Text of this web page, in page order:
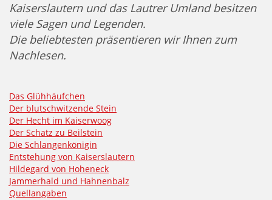
Kaiserslautern und das Lautrer Umland besitzen
viele Sagen und Legenden.
Die beliebtesten präsentieren wir Ihnen zum
Nachlesen.
Das Glühhäufchen
Der blutschwitzende Stein
Der Hecht im Kaiserwoog
Der Schatz zu Beilstein
Die Schlangenkönigin
Entstehung von Kaiserslautern
Hildegard von Hoheneck
Jammerhald und Hahnenbalz
Quellangaben